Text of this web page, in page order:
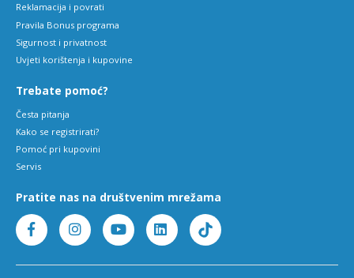
Reklamacija i povrati
Pravila Bonus programa
Sigurnost i privatnost
Uvjeti korištenja i kupovine
Trebate pomoć?
Česta pitanja
Kako se registrirati?
Pomoć pri kupovini
Servis
Pratite nas na društvenim mrežama